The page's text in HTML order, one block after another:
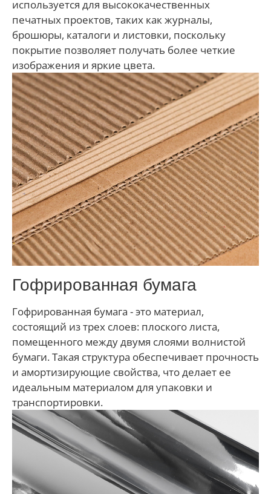
используется для высококачественных
печатных проектов, таких как журналы,
брошюры, каталоги и листовки, поскольку
покрытие позволяет получать более четкие
изображения и яркие цвета.
Гофрированная бумага
Гофрированная бумага - это материал,
состоящий из трех слоев: плоского листа,
помещенного между двумя слоями волнистой
бумаги. Такая структура обеспечивает прочность
и амортизирующие свойства, что делает ее
идеальным материалом для упаковки и
транспортировки.